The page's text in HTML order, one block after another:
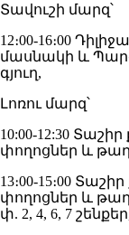
Տավուշի մարզ՝
12։00-16։00
մասնակի և
գյուղ,
Լոռու մարզ՝
10:00-12:30
փողոցներ և
13։00-15։00
փողոցներ և
փ. 2, 4, 6, 7